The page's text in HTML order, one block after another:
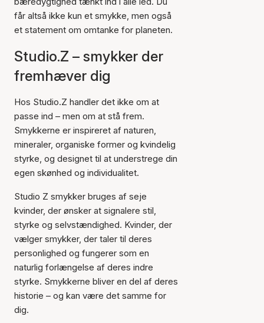
får altså ikke kun et smykke, men også
et statement om omtanke for planeten.
Studio.Z – smykker der
fremhæver dig
Hos Studio.Z handler det ikke om at
passe ind – men om at stå frem.
Smykkerne er inspireret af naturen,
mineraler, organiske former og kvindelig
styrke, og designet til at understrege din
egen skønhed og individualitet.
Studio Z smykker bruges af seje
kvinder, der ønsker at signalere stil,
styrke og selvstændighed. Kvinder, der
vælger smykker, der taler til deres
personlighed og fungerer som en
naturlig forlængelse af deres indre
styrke. Smykkerne bliver en del af deres
historie – og kan være det samme for
dig.